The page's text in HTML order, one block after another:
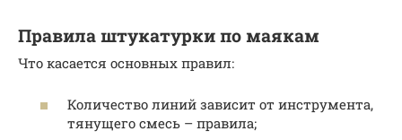
Правила штукатурки по маякам
Что касается основных правил:
Количество линий зависит от инструмента,
тянущего смесь – правила;